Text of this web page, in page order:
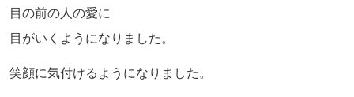
目の前の人の愛に
目がいくようになりました。
笑顔に気付けるようになりました。